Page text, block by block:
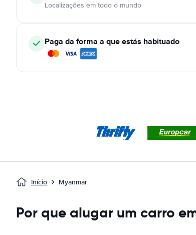
Localizações em todo o mundo
Paga da forma a que estás habituado
Início Myanmar
Por que alugar um carro